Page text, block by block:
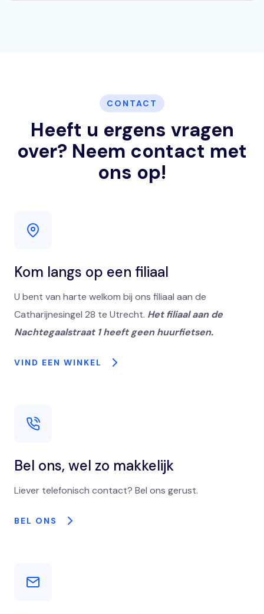
CONTACT
Heeft u ergens vragen
over? Neem contact met
ons op!
Kom langs op een filiaal
U bent van harte welkom bij ons filiaal aan de
Catharijnesingel 28 te Utrecht. Het filiaal aan de
Nachtegaalstraat 1 heeft geen huurfietsen.
VIND EEN WINKEL
Bel ons, wel zo makkelijk
Liever telefonisch contact? Bel ons gerust.
BEL ONS